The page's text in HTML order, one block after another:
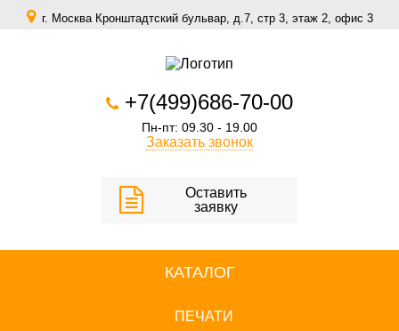
г. Москва Кронштадтский бульвар, д.7, стр 3, этаж 2, офис 3
+7(499)686-70-00
Пн-пт: 09.30 - 19.00
Заказать звонок
Оставить
заявку
КАТАЛОГ
ПЕЧАТИ